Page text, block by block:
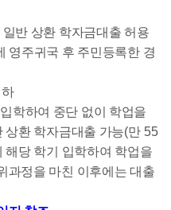
반 상환 학자금대출 허용
영주귀국 후 주민등록한 경
학하여 중단 없이 학업을
상환 학자금대출 가능(만 55
해당 학기 입학하여 학업을
과정을 마친 이후에는 대출